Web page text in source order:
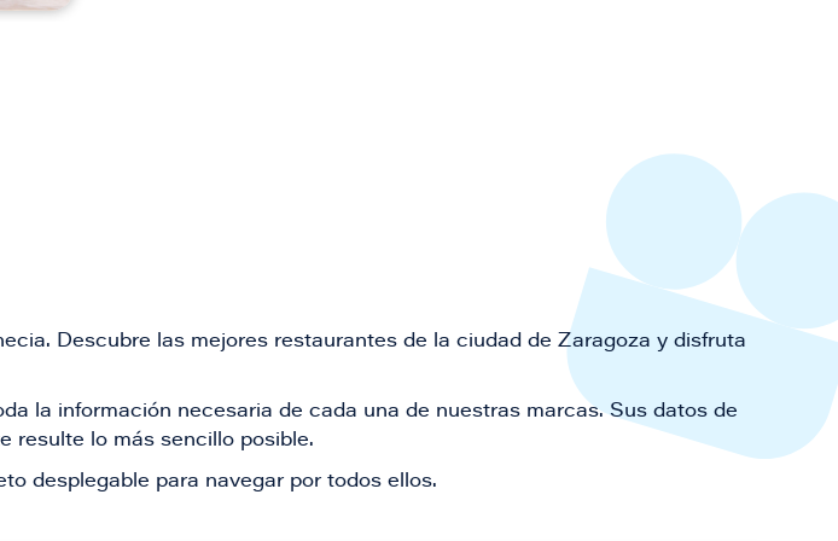
Descubre las mejores restaurantes de la ciudad de Zaragoza y disfruta
la información necesaria de cada una de nuestras marcas. Sus datos de
resulte lo más sencillo posible.
desplegable para navegar por todos ellos.